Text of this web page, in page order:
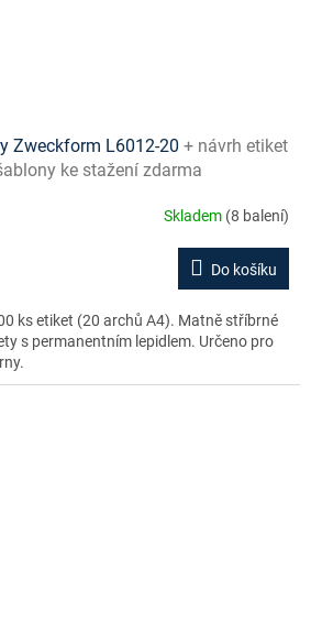
Zweckform L6012-20 + návrh etiket
ke stažení zdarma
Skladem (8 balení)
Do košíku
ks etiket (20 archů A4). Matně stříbrné
s permanentním lepidlem. Určeno pro